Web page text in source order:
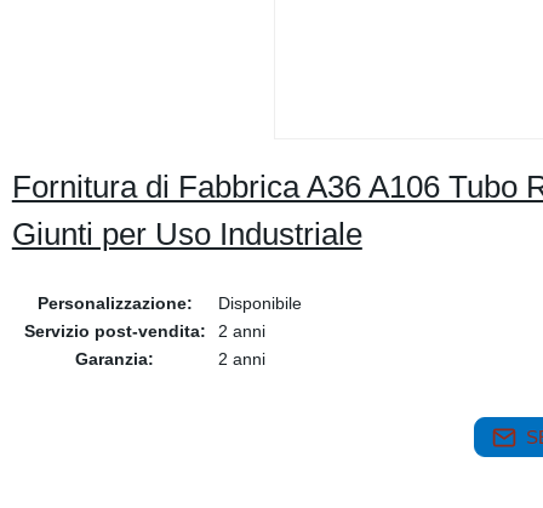
Fornitura di Fabbrica A36 A106 Tubo
Giunti per Uso Industriale
Personalizzazione:
Disponibile
Servizio post-vendita:
2 anni
Garanzia:
2 anni